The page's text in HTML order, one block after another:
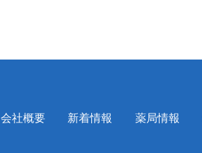
会社概要 新着情報 薬局情報